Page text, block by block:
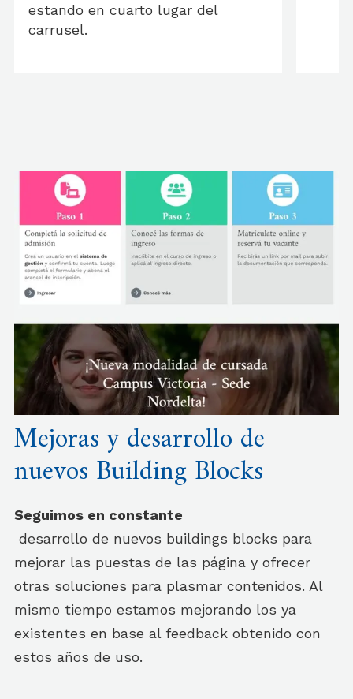
estando en cuarto lugar del
carrusel.
Mejoras y desarrollo de
nuevos Building Blocks
Seguimos en constante
desarrollo de nuevos buildings blocks para
mejorar las puestas de las página y ofrecer
otras soluciones para plasmar contenidos. Al
mismo tiempo estamos mejorando los ya
existentes en base al feedback obtenido con
estos años de uso.